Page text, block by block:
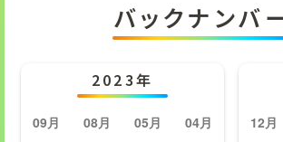
バックナンバ
2023年
09月 08月 05月
04月
12月